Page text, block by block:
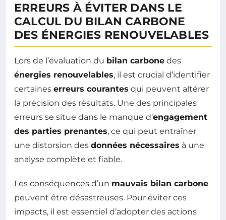
ERREURS À ÉVITER DANS LE
CALCUL DU BILAN CARBONE
DES ÉNERGIES RENOUVELABLES
Lors de l’évaluation du bilan carbone des
énergies renouvelables, il est crucial d’identifier
certaines erreurs courantes qui peuvent altérer
la précision des résultats. Une des principales
erreurs se situe dans le manque d’engagement
des parties prenantes, ce qui peut entraîner
une distorsion des données nécessaires à une
analyse complète et fiable.
Les conséquences d’un mauvais bilan carbone
peuvent être désastreuses. Pour éviter ces
impacts, il est essentiel d’adopter des actions